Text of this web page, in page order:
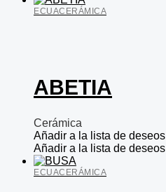
ECUACERÁMICA
ABETIA
Cerámica
Añadir a la lista de deseos
Añadir a la lista de deseos
ECUACERÁMICA